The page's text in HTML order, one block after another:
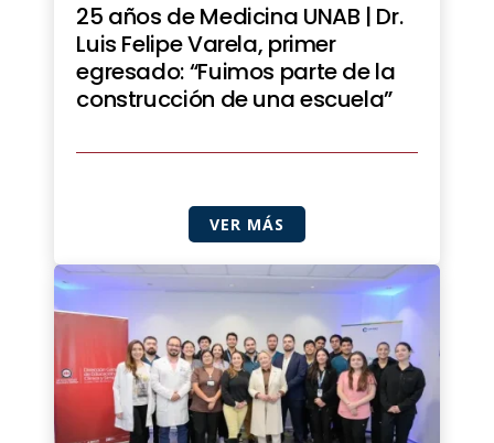
25 años de Medicina UNAB | Dr.
Luis Felipe Varela, primer
egresado: “Fuimos parte de la
construcción de una escuela”
VER MÁS